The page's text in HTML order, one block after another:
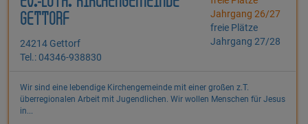
GETTORF
24214 Gettorf
Tel.: 04346-938830
Jahrgang 26/27
freie Plätze
Jahrgang 27/28
Wir sind eine lebendige Kirchengemeinde mit einer großen z.T.
überregionalen Arbeit mit Jugendlichen. Wir wollen Menschen für Jesus
in...